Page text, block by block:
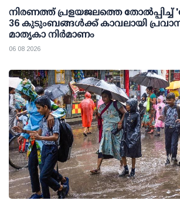
നിരണത്ത് പ്രളയജലത്തെ തോല്‍പ്പിച്ച്
36 കുടുംബങ്ങള്‍ക്ക് കാവലായി
മാതൃകാ നിര്‍മാണം
06 08 2026